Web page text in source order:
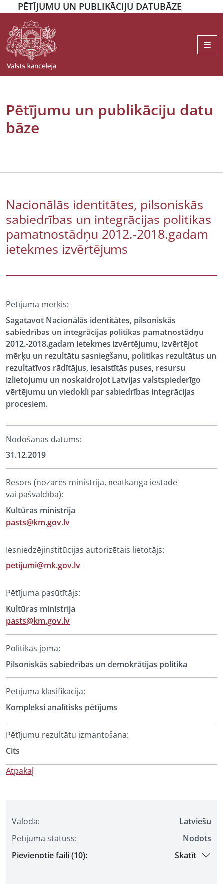
PĒTĪJUMU UN PUBLIKĀCIJU DATUBĀZE
Pētījumu un publikāciju datu
bāze
Valoda:
Latviešu
Pētījuma statuss:
Nodots
Pievienotie faili (10):
Skatīt
Nacionālās identitātes, pilsoniskās
sabiedrības un integrācijas politikas
pamatnostādņu 2012.-2018.gadam
ietekmes izvērtējums
Pētījuma mērķis:
Sagatavot Nacionālās identitātes, pilsoniskās
sabiedrības un integrācijas politikas pamatnostādņu
2012.-2018.gadam ietekmes izvērtējumu, izvērtējot
mērķu un rezultātu sasniegšanu, politikas rezultātus un
rezultatīvos rādītājus, iesaistītās puses, resursu
izlietojumu un noskaidrojot Latvijas valstspiederīgo
vērtējumu un viedokli par sabiedrības integrācijas
procesiem.
Nodošanas datums:
31.12.2019
Resors (nozares ministrija, neatkarīga iestāde
vai pašvaldība):
Kultūras ministrija
pasts@km.gov.lv
Iesniedzējinstitūcijas autorizētais lietotājs:
petijumi@mk.gov.lv
Pētījuma pasūtītājs:
Kultūras ministrija
pasts@km.gov.lv
Politikas joma:
Pilsoniskās sabiedrības un demokrātijas politika
Pētījuma klasifikācija:
Kompleksi analītisks pētījums
Pētījumu rezultātu izmantošana:
Cits
Atpakaļ